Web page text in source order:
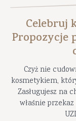
Celebruj
Propozycje
Czyż nie
kosmetykiem,
Zasługujesz na
właśnie